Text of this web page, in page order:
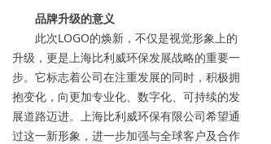
品牌升级的意义
此次LOGO的焕新，不仅是视觉形象上的
升级，更是上海比利威环保发展战略的重要一
步。它标志着公司在注重发展的同时，积极拥
抱变化，向更加专业化、数字化、可持续的发
展道路迈进。上海比利威环保有限公司希望通
过这一新形象，进一步加强与全球客户及合作